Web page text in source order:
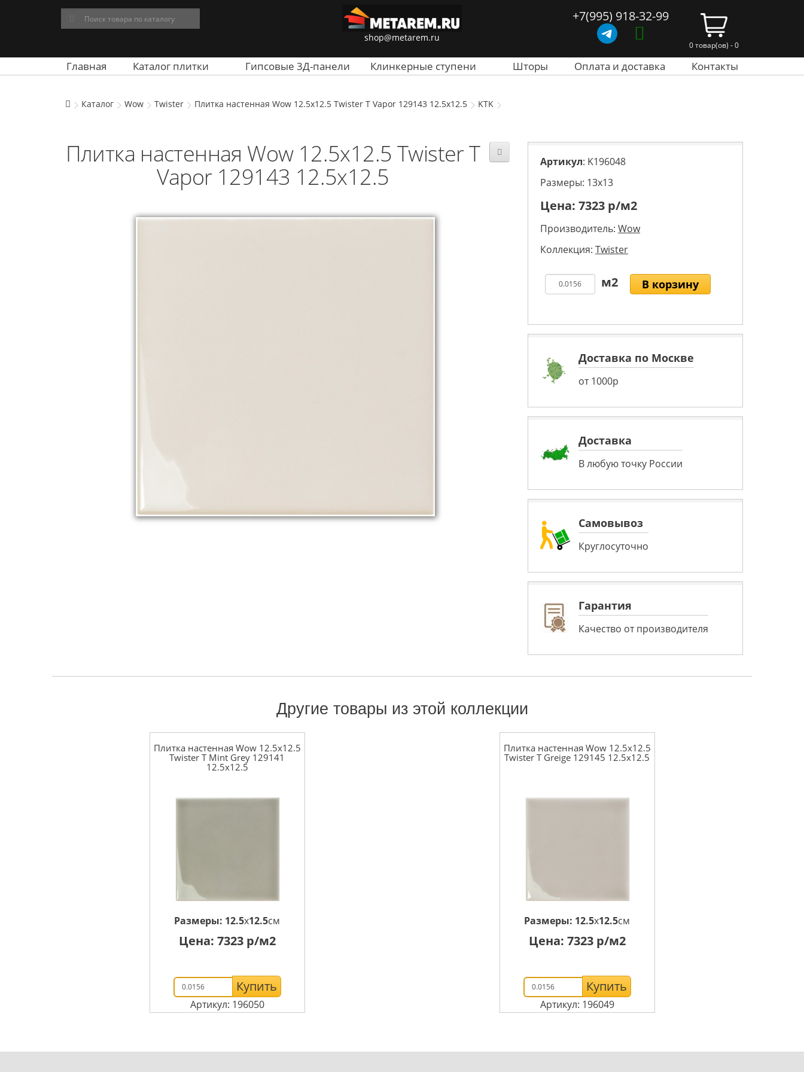
shop@metarem.ru
+7(995) 918-32-99
0 товар(ов) - 0
Главная Каталог плитки Гипсовые 3Д-панели Клинкерные ступени Шторы Оплата и доставка Контакты
Каталог Wow Twister Плитка настенная Wow 12.5x12.5 Twister T Vapor 129143 12.5x12.5 KTK
Плитка настенная Wow 12.5x12.5 Twister T
Vapor 129143 12.5x12.5
Артикул: K196048
Размеры: 13х13
Цена: 7323 р/м2
Производитель: Wow
Коллекция: Twister
В корзину
Доставка по Москве
от 1000р
Доставка
В любую точку России
Самовывоз
Круглосуточно
Гарантия
Качество от производителя
Другие товары из этой коллекции
Плитка настенная Wow 12.5x12.5
Twister T Mint Grey 129141
12.5x12.5
Размеры: 12.5x12.5см
Цена: 7323р/м2
Купить
Артикул: 196050
Плитка настенная Wow 12.5x12.5
Twister T Greige 129145 12.5x12.5
Размеры: 12.5x12.5см
Цена: 7323р/м2
Купить
Артикул: 196049